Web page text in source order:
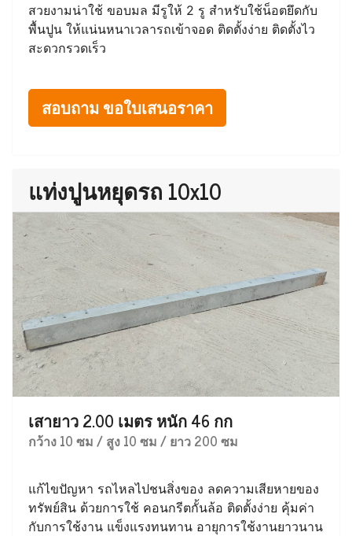
สวยงามน่าใช้ ขอบมล มีรูให้ 2 รู สำหรับใช้น็อตยึดกับ
พื้นปูน ให้แน่นหนาเวลารถเข้าจอด ติดตั้งง่าย ติดตั้งไว
สะดวกรวดเร็ว
สอบถาม ขอใบเสนอราคา
แท่งปูนหยุดรถ 10x10
เสายาว 2.00 เมตร หนัก 46 กก
กว้าง 10 ซม / สูง 10 ซม / ยาว 200 ซม
แก้ไขปัญหา รถไหลไปชนสิ่งของ ลดความเสียหายของ
ทรัพย์สิน ด้วยการใช้ คอนกรีตกั้นล้อ ติดตั้งง่าย คุ้มค่า
กับการใช้งาน แข็งแรงทนทาน อายุการใช้งานยาวนาน